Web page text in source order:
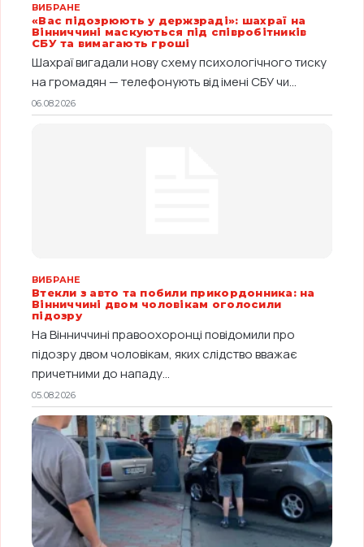
ВИБРАНЕ
«Вас підозрюють у держзраді»: шахраї на
Вінниччині маскуються під співробітників
СБУ та вимагають гроші
Шахраї вигадали нову схему психологічного тиску
на громадян — телефонують від імені СБУ чи...
06.08.2026
ВИБРАНЕ
Втекли з авто та побили прикордонника: на
Вінниччині двом чоловікам оголосили
підозру
На Вінниччині правоохоронці повідомили про
підозру двом чоловікам, яких слідство вважає
причетними до нападу...
05.08.2026